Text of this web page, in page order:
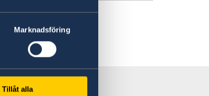
Marknadsföring
Tillåt alla